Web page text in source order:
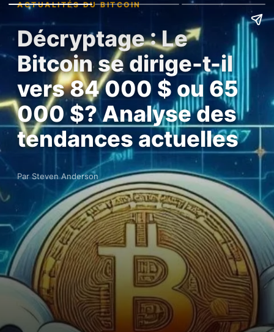
ACTUALITÉS DU BITCOIN
Décryptage : Le
Bitcoin se dirige-t-il
vers 84 000 $ ou 65
000 $? Analyse des
tendances actuelles
Par Steven Anderson